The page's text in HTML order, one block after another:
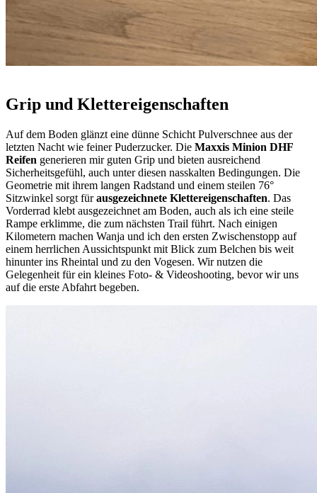
Grip und Klettereigenschaften
Auf dem Boden glänzt eine dünne Schicht Pulverschnee aus der
letzten Nacht wie feiner Puderzucker. Die Maxxis Minion DHF
Reifen generieren mir guten Grip und bieten ausreichend
Sicherheitsgefühl, auch unter diesen nasskalten Bedingungen. Die
Geometrie mit ihrem langen Radstand und einem steilen 76°
Sitzwinkel sorgt fürausgezeichnete Klettereigenschaften. Das
Vorderrad klebt ausgezeichnet am Boden, auch als ich eine steile
Rampe erklimme, die zum nächsten Trail führt. Nach einigen
Kilometern machen Wanja und ich den ersten Zwischenstopp auf
einem herrlichen Aussichtspunkt mit Blick zum Belchen bis weit
hinunter ins Rheintal und zu den Vogesen. Wir nutzen die
Gelegenheit für ein kleines Foto- & Videoshooting, bevor wir uns
auf die erste Abfahrt begeben.